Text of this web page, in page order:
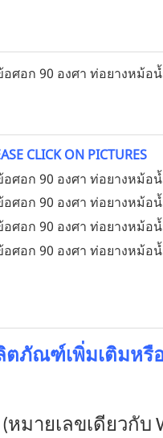
CLICK ON PICTURES
ตภัณฑ์เพิ่มเติมหรื
(หมายเลขเดียวกับ